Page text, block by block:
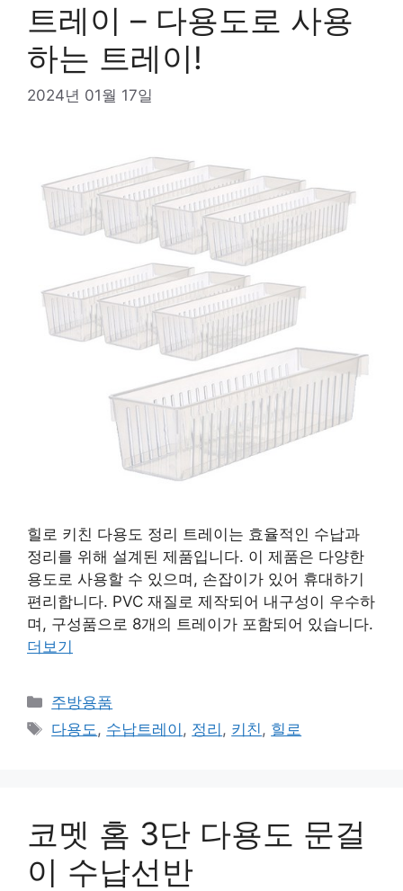
트레이 – 다용도로 사용
하는 트레이!
2024년 01월 17일
힐로 키친 다용도 정리 트레이는 효율적인 수납과
정리를 위해 설계된 제품입니다. 이 제품은 다양한
용도로 사용할 수 있으며, 손잡이가 있어 휴대하기
편리합니다. PVC 재질로 제작되어 내구성이 우수하
며, 구성품으로 8개의 트레이가 포함되어 있습니다.
더보기
카
테
고
주방용품
태
다용도 , 수납트레이 , 정리 , 키친 , 힐로
코멧 홈 3단 다용도 문걸
이 수납선반